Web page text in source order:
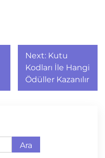
Next: Kutu
Kodları İle Hangi
Ödüller Kazanılır
Ara